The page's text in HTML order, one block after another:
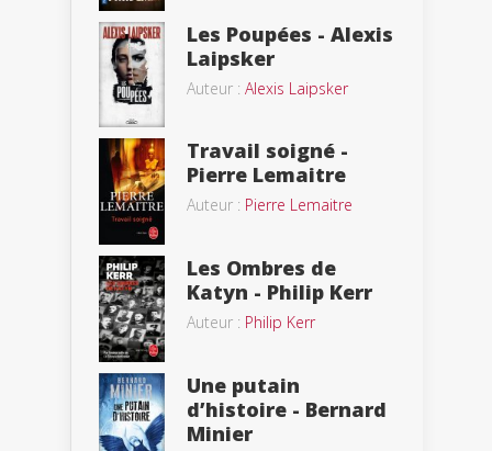
Les Poupées - Alexis
Laipsker
Auteur : Alexis Laipsker
Travail soigné -
Pierre Lemaitre
Auteur : Pierre Lemaitre
Les Ombres de
Katyn - Philip Kerr
Auteur : Philip Kerr
Une putain
d’histoire - Bernard
Minier